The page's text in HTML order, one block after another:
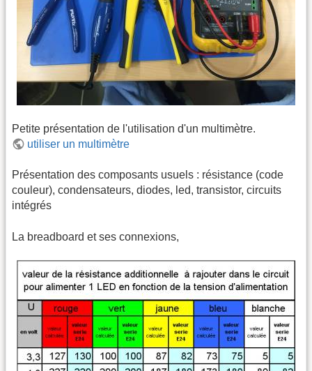
Petite présentation de l'utilisation d'un multimètre.
utiliser un multimètre
Présentation des composants usuels : résistance (code
couleur), condensateurs, diodes, led, transistor, circuits
intégrés
La breadboard et ses connexions,